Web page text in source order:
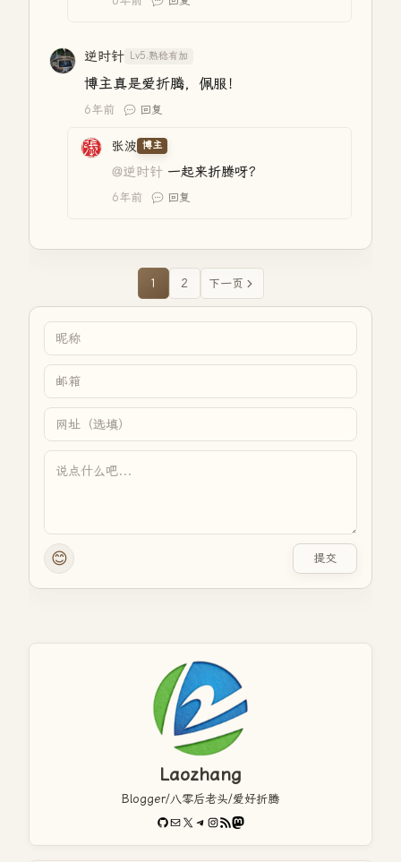
逆时针 Lv5.熟稔有加
博主真是爱折腾，佩服！
6年前 回复
张波 博主
@逆时针 一起来折腾呀？
6年前 回复
1 2 下一页
😊 提交
Laozhang
Blogger/八零后老头/爱好折腾
GitHub
电子邮件X Telegram
Instagram
RSS FeedMastodon